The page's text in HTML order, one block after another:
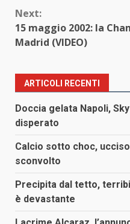
Next:
15 maggio 2002: la
Madrid (VIDEO)
ARTICOLI RECENTI
Doccia gelata Napoli,
disperato
Calcio sotto choc,
sconvolto
Precipita dal tetto,
è devastante